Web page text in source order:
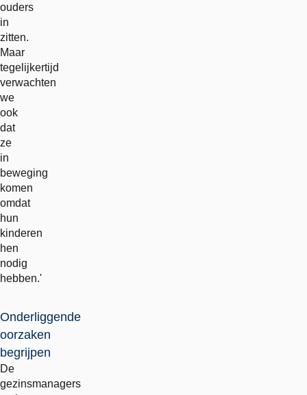
ouders
in
zitten.
Maar
tegelijkertijd
verwachten
we
ook
dat
ze
in
beweging
komen
omdat
hun
kinderen
hen
nodig
hebben.'
Onderliggende
oorzaken
begrijpen
De
gezinsmanagers